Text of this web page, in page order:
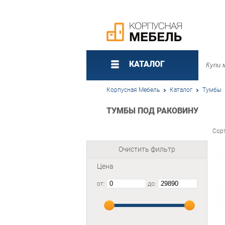
КАТАЛОГ
Корпусная Мебель Каталог Тумбы
ТУМБЫ ПОД РАКОВИНУ
Очистить фильтр
Цена
от: до: